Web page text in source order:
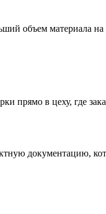
объем материала на
прямо в цеху, где
документацию,